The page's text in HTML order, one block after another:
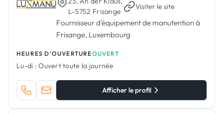
L-5752 Frisange
· Visiter le site
Fournisseur d'équipement de manutention à
Frisange, Luxembourg
HEURES D'OUVERTUREOUVERT
Lu-di : Ouvert toute la journée
Afficher le profil